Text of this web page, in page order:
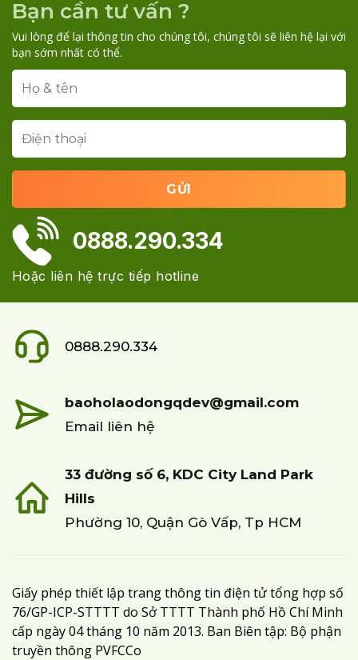
Bạn cần tư vấn ?
Vui lòng để lại thông tin cho chúng tôi, chúng tôi sẽ liên hệ lại với
bạn sớm nhất có thể.
0888.290.334
Hoặc liên hệ trực tiếp hotline
0888.290.334
baoholaodongqdev@gmail.com
Email liên hệ
33 đường số 6, KDC City Land Park
Hills
Phường 10, Quận Gò Vấp, Tp HCM
Giấy phép thiết lập trang thông tin điện tử tổng hợp số
76/GP-ICP-STTTT do Sở TTTT Thành phố Hồ Chí Minh
cấp ngày 04 tháng 10 năm 2013. Ban Biên tập: Bộ phận
truyền thông PVFCCo